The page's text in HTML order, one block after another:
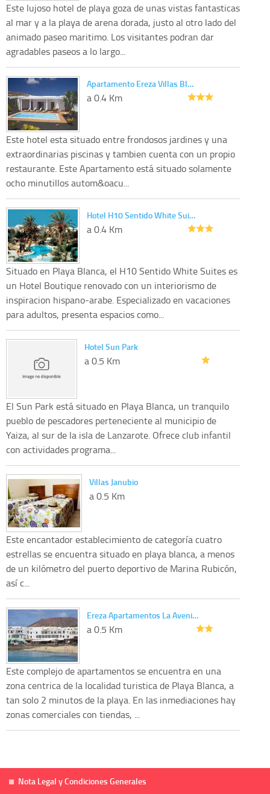
Este lujoso hotel de playa goza de unas vistas fantasticas
al mar y a la playa de arena dorada, justo al otro lado del
animado paseo maritimo. Los visitantes podran dar
agradables paseos a lo largo...
Apartamento Ereza Villas Bl…
a 0.4 Km
Este hotel esta situado entre frondosos jardines y una
extraordinarias piscinas y tambien cuenta con un propio
restaurante. Este Apartamento está situado solamente
ocho minutillos autom&oacu...
Hotel H10 Sentido White Sui…
a 0.4 Km
Situado en Playa Blanca, el H10 Sentido White Suites es
un Hotel Boutique renovado con un interiorismo de
inspiracion hispano-arabe. Especializado en vacaciones
para adultos, presenta espacios como...
Hotel Sun Park
a 0.5 Km
El Sun Park está situado en Playa Blanca, un tranquilo
pueblo de pescadores perteneciente al municipio de
Yaiza, al sur de la isla de Lanzarote. Ofrece club infantil
con actividades programa...
Villas Janubio
a 0.5 Km
Este encantador establecimiento de categoría cuatro
estrellas se encuentra situado en playa blanca, a menos
de un kilómetro del puerto deportivo de Marina Rubicón,
así c...
Ereza Apartamentos La Aveni…
a 0.5 Km
Este complejo de apartamentos se encuentra en una
zona centrica de la localidad turistica de Playa Blanca, a
tan solo 2 minutos de la playa. En las inmediaciones hay
zonas comerciales con tiendas, ...
Nota Legal y Condiciones Generales